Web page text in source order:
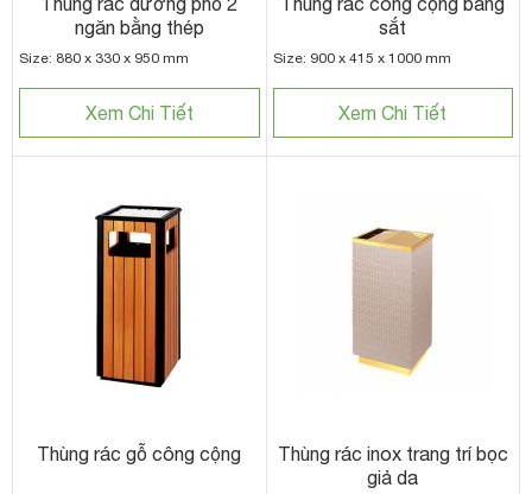
ngăn bằng thép
Size: 880 x 330 x 950 mm
Xem Chi Tiết
sắt
Size: 900 x 415 x 1000 mm
Xem Chi Tiết
Thùng rác gỗ công cộng
Thùng rác inox trang trí bọc
giả da